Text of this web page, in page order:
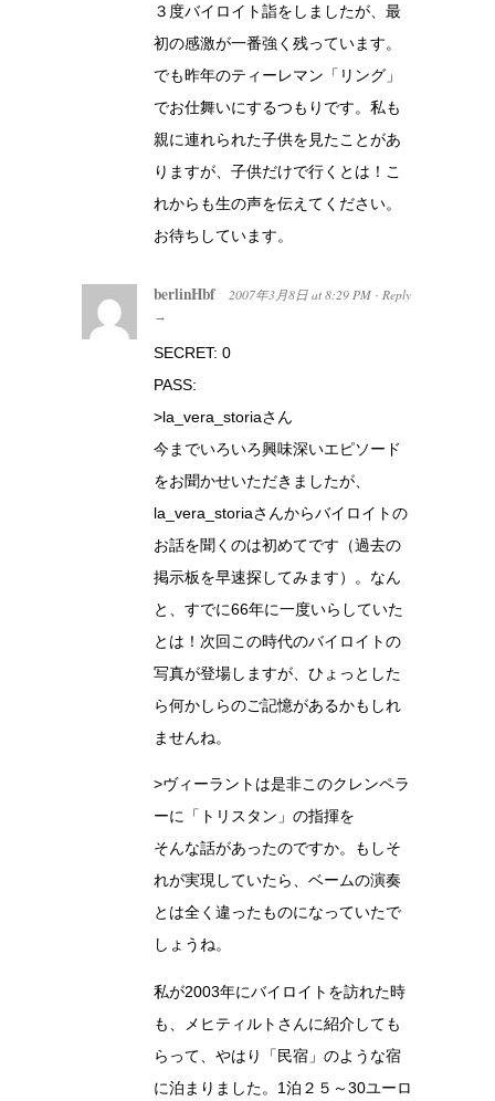
３度バイロイト詣をしましたが、最
初の感激が一番強く残っています。
でも昨年のティーレマン「リング」
でお仕舞いにするつもりです。私も
親に連れられた子供を見たことがあ
りますが、子供だけで行くとは！こ
れからも生の声を伝えてください。
お待ちしています。
berlinHbf 2007年3月8日 at 8:29 PM · Reply
→
SECRET: 0
PASS:
>la_vera_storiaさん
今までいろいろ興味深いエピソード
をお聞かせいただきましたが、
la_vera_storiaさんからバイロイトの
お話を聞くのは初めてです（過去の
掲示板を早速探してみます）。なん
と、すでに66年に一度いらしていた
とは！次回この時代のバイロイトの
写真が登場しますが、ひょっとした
ら何かしらのご記憶があるかもしれ
ませんね。
>ヴィーラントは是非このクレンペラ
ーに「トリスタン」の指揮を
そんな話があったのですか。もしそ
れが実現していたら、ベームの演奏
とは全く違ったものになっていたで
しょうね。
私が2003年にバイロイトを訪れた時
も、メヒティルトさんに紹介しても
らって、やはり「民宿」のような宿
に泊まりました。1泊２５～30ユーロ